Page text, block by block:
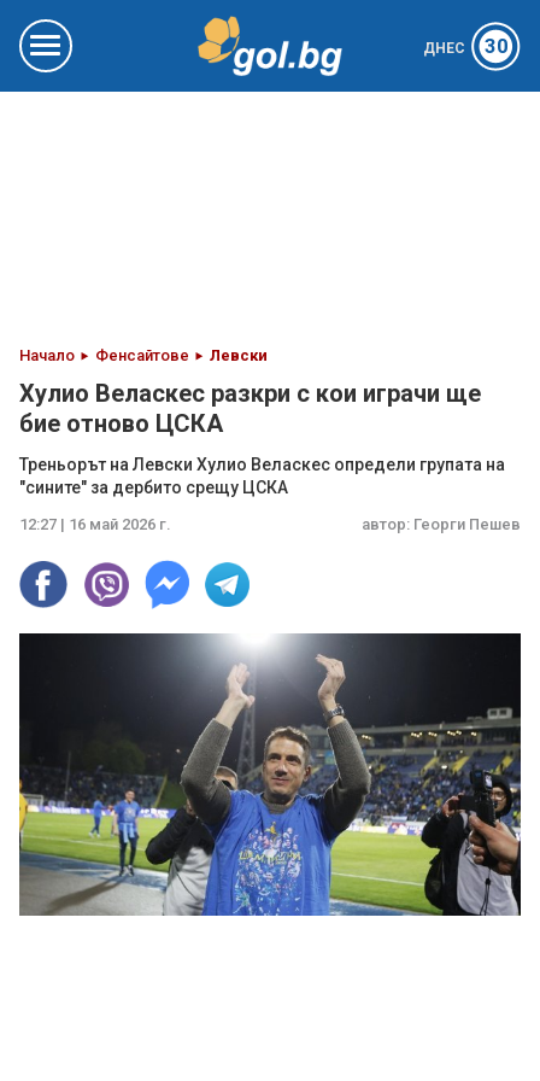
ДНЕС 30
Начало Фенсайтове Левски
Хулио Веласкес разкри с кои играчи ще
бие отново ЦСКА
Треньорът на Левски Хулио Веласкес определи групата на
"сините" за дербито срещу ЦСКА
12:27 | 16 май 2026 г. автор: Георги Пешев